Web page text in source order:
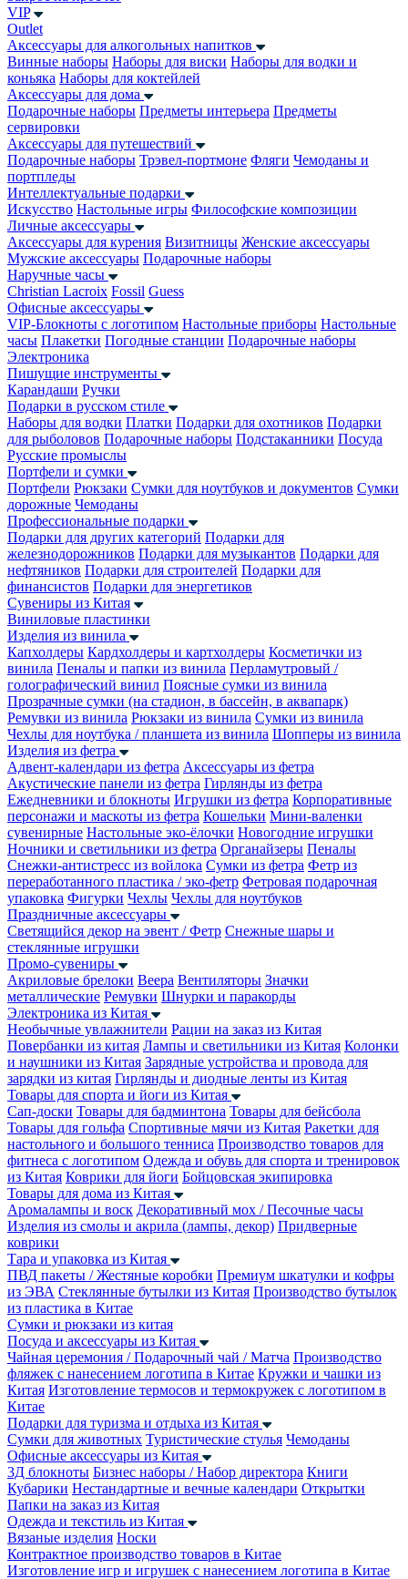
VIP
Outlet
Аксессуары для алкогольных напитков
Винные наборы Наборы для виски Наборы для водки и
коньяка Наборы для коктейлей
Аксессуары для дома
Подарочные наборы Предметы интерьера Предметы
сервировки
Аксессуары для путешествий
Подарочные наборы Трэвел-портмоне Фляги Чемоданы и
портпледы
Интеллектуальные подарки
Искусство Настольные игры Философские композиции
Личные аксессуары
Аксессуары для курения Визитницы Женские аксессуары
Мужские аксессуары Подарочные наборы
Наручные часы
Christian Lacroix Fossil Guess
Офисные аксессуары
VIP-Блокноты с логотипом Настольные приборы Настольные
часы Плакетки Погодные станции Подарочные наборы
Электроника
Пишущие инструменты
Карандаши Ручки
Подарки в русском стиле
Наборы для водки Платки Подарки для охотников Подарки
для рыболовов Подарочные наборы Подстаканники Посуда
Русские промыслы
Портфели и сумки
Портфели Рюкзаки Сумки для ноутбуков и документов Сумки
дорожные Чемоданы
Профессиональные подарки
Подарки для других категорий Подарки для
железнодорожников Подарки для музыкантов Подарки для
нефтяников Подарки для строителей Подарки для
финансистов Подарки для энергетиков
Сувениры из Китая
Виниловые пластинки
Изделия из винила
Капхолдеры Кардхолдеры и картхолдеры Косметички из
винила Пеналы и папки из винила Перламутровый /
голографический винил Поясные сумки из винила
Прозрачные сумки (на стадион, в бассейн, в аквапарк)
Ремувки из винила Рюкзаки из винила Сумки из винила
Чехлы для ноутбука / планшета из винила Шопперы из винила
Изделия из фетра
Адвент-календари из фетра Аксессуары из фетра
Акустические панели из фетра Гирлянды из фетра
Ежедневники и блокноты Игрушки из фетра Корпоративные
персонажи и маскоты из фетра Кошельки Мини-валенки
сувенирные Настольные эко-ёлочки Новогодние игрушки
Ночники и светильники из фетра Органайзеры Пеналы
Снежки-антистресс из войлока Сумки из фетра Фетр из
переработанного пластика / эко-фетр Фетровая подарочная
упаковка Фигурки Чехлы Чехлы для ноутбуков
Праздничные аксессуары
Светящийся декор на эвент / Фетр Снежные шары и
стеклянные игрушки
Промо-сувениры
Акриловые брелоки Веера Вентиляторы Значки
металлические Ремувки Шнурки и паракорды
Электроника из Китая
Необычные увлажнители Рации на заказ из Китая
Повербанки из китая Лампы и светильники из Китая Колонки
и наушники из Китая Зарядные устройства и провода для
зарядки из китая Гирлянды и диодные ленты из Китая
Товары для спорта и йоги из Китая
Сап-доски Товары для бадминтона Товары для бейсбола
Товары для гольфа Спортивные мячи из Китая Ракетки для
настольного и большого тенниса Производство товаров для
фитнеса с логотипом Одежда и обувь для спорта и тренировок
из Китая Коврики для йоги Бойцовская экипировка
Товары для дома из Китая
Аромалампы и воск Декоративный мох / Песочные часы
Изделия из смолы и акрила (лампы, декор) Придверные
коврики
Тара и упаковка из Китая
ПВД пакеты / Жестяные коробки Премиум шкатулки и кофры
из ЭВА Стеклянные бутылки из Китая Производство бутылок
из пластика в Китае
Сумки и рюкзаки из китая
Посуда и аксессуары из Китая
Чайная церемония / Подарочный чай / Матча Производство
фляжек с нанесением логотипа в Китае Кружки и чашки из
Китая Изготовление термосов и термокружек с логотипом в
Китае
Подарки для туризма и отдыха из Китая
Сумки для животных Туристические стулья Чемоданы
Офисные аксессуары из Китая
3Д блокноты Бизнес наборы / Набор директора Книги
Кубарики Нестандартные и вечные календари Открытки
Папки на заказ из Китая
Одежда и текстиль из Китая
Вязаные изделия Носки
Контрактное производство товаров в Китае
Изготовление игр и игрушек с нанесением логотипа в Китае